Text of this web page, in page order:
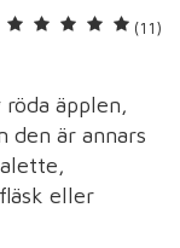
(11)
äpplen,
den är annars
eller